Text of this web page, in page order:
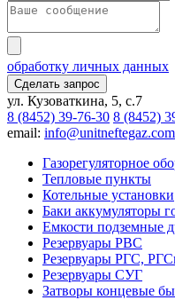
обработку личных данных
Сделать запрос
ул. Кузоваткина, 5, с.7
8 (8452) 39-76-30 8 (8452)
email: info@unitneftegaz.com
Газорегуляторное
Тепловые пункты
Котельные установки
Баки аккумуляторы
Емкости подземные
Резервуары РВС
Резервуары РГС,
Резервуары СУГ
Затворы концевые